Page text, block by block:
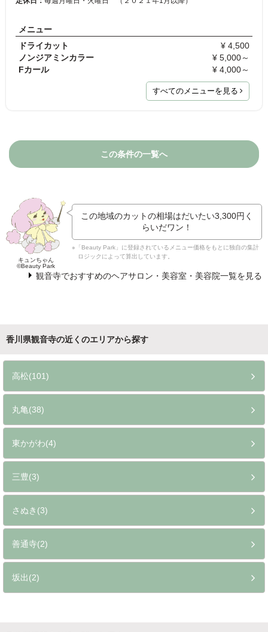
メニュー
ドライカット
¥ 4,500
ノンジアミンカラー
¥ 5,000～
Fカール
¥ 4,000～
すべてのメニューを見る
この条件の一覧へ
キュンちゃん
©Beauty Park
この地域のカットの相場はだいたい3,300円 く
らいだワン！
※「Beauty Park」に登録されているメニュー価格をもとに独自の集計
ロジックによって算出しています。
観音寺でおすすめのヘアサロン・美容室・美容院一覧を見る
香川県観音寺の近くのエリアから探す
高松(101)
丸亀(38)
東かがわ(4)
三豊(3)
さぬき(3)
善通寺(2)
坂出(2)